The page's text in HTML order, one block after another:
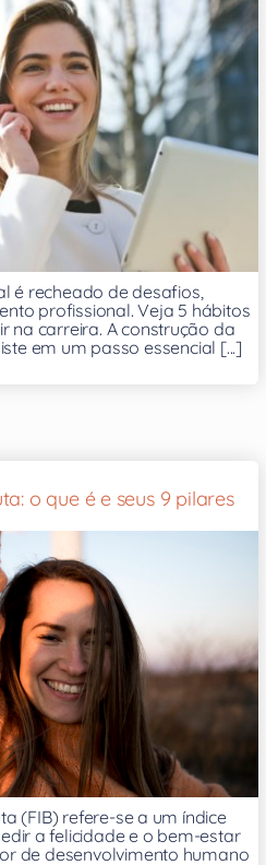
é recheado de desafios,
profissional. Veja 5 hábitos
na carreira. A construção da
em um passo essencial [...]
o que é e seus 9 pilares
(FIB) refere-se a um índice
a felicidade e o bem-estar
de desenvolvimento humano